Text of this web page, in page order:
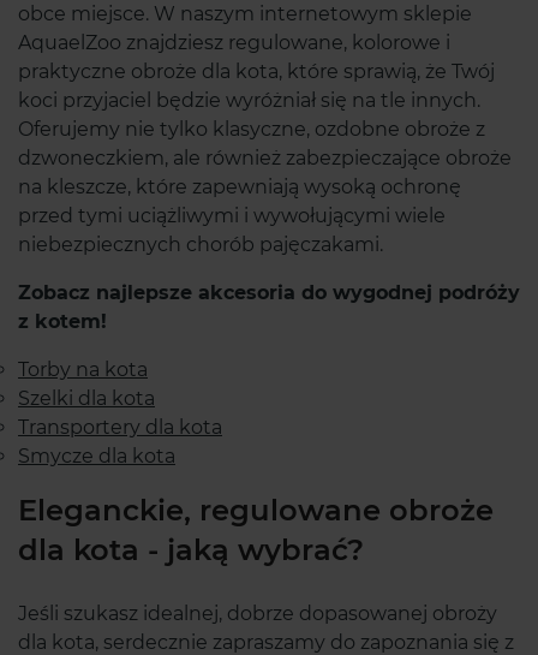
obce miejsce. W naszym internetowym sklepie
AquaelZoo znajdziesz regulowane, kolorowe i
praktyczne obroże dla kota, które sprawią, że Twój
koci przyjaciel będzie wyróżniał się na tle innych.
Oferujemy nie tylko klasyczne, ozdobne obroże z
dzwoneczkiem, ale również zabezpieczające obroże
na kleszcze, które zapewniają wysoką ochronę
przed tymi uciążliwymi i wywołującymi wiele
niebezpiecznych chorób pajęczakami.
Zobacz najlepsze akcesoria do wygodnej podróży
z kotem!
Torby na kota
Szelki dla kota
Transportery dla kota
Smycze dla kota
Eleganckie, regulowane obroże
dla kota - jaką wybrać?
Jeśli szukasz idealnej, dobrze dopasowanej obroży
dla kota, serdecznie zapraszamy do zapoznania się z